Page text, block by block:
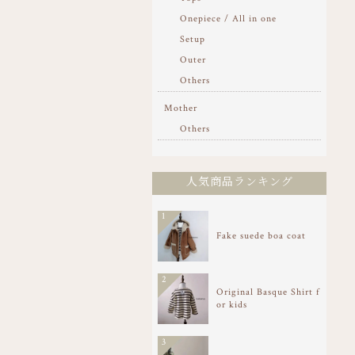
Onepiece / All in one
Setup
Outer
Others
Mother
Others
人気商品ランキング
Fake suede boa coat
1
Original Basque Shirt f
or kids
2
3